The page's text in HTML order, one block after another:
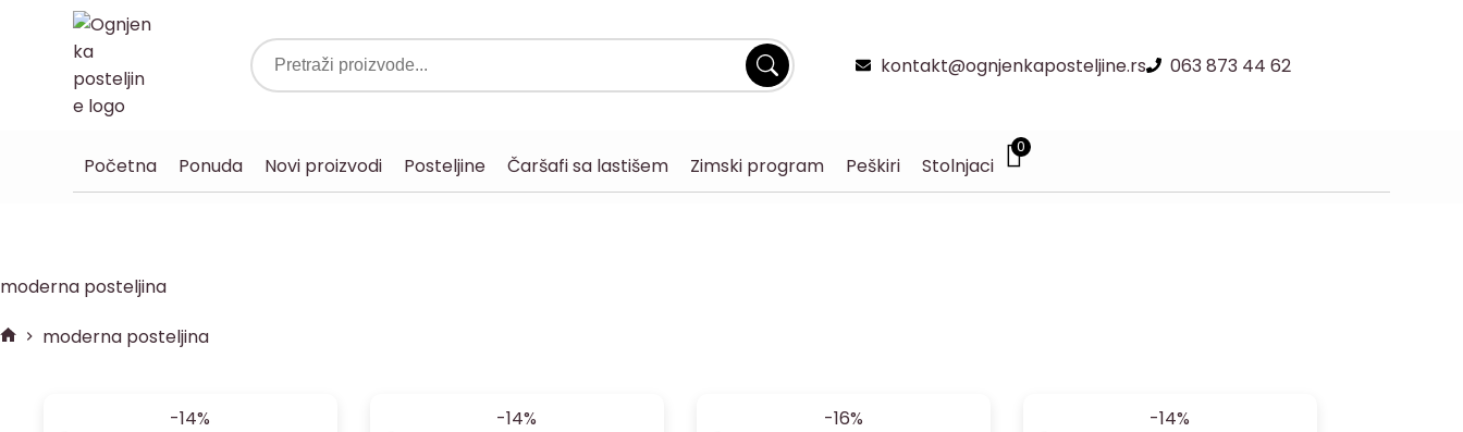
kontakt@ognjenkaposteljine.rs 063 873 44 62
Početna Ponuda Novi proizvodi Posteljine Čaršafi sa lastišem Zimski program Peškiri Stolnjaci
0
moderna posteljina
moderna posteljina
-14% -14% -16% -14%